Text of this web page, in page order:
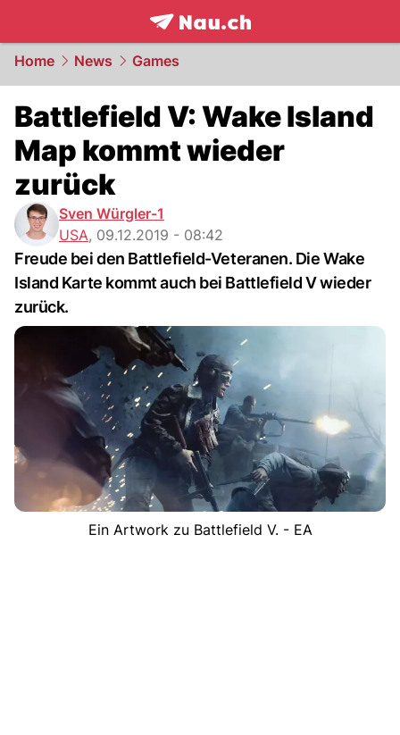
frontpage.NAU.ch
Home News Games
Battlefield V: Wake Island
Map kommt wieder
zurück
Sven Würgler-1
USA, 09.12.2019 - 08:42
Freude bei den Battlefield-Veteranen. Die Wake
Island Karte kommt auch bei Battlefield V wieder
zurück.
Ein Artwork zu Battlefield V. - EA